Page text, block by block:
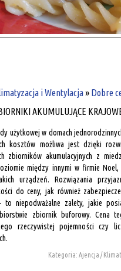
i Wentylacja» Dobre
AKUMULUJĄCE
użytkowej w domach
kosztów możliwa jest dzięki
zbiorników akumulacyjnych z
między innymi w firmie
urządzeń. Rozwiązania
do ceny, jak również
niepodważalne zalety, jakie
zbiornik buforowy. Cena
rzeczywistej pojemności czy
Kategoria: Ajencja /